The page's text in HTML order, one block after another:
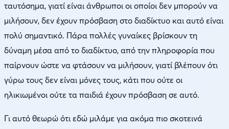
ταυτόσημα, γιατί είναι άνθρωποι οι οποίοι δεν μπορούν να
μιλήσουν, δεν έχουν πρόσβαση στο διαδίκτυο και αυτό είναι
πολύ σημαντικό. Πάρα πολλές γυναίκες βρίσκουν τη
δύναμη μέσα από το διαδίκτυο, από την πληροφορία που
παίρνουν ώστε να φτάσουν να μιλήσουν, γιατί βλέπουν ότι
γύρω τους δεν είναι μόνες τους, κάτι που ούτε οι
ηλικιωμένοι ούτε τα παιδιά έχουν πρόσβαση σε αυτό.
Γι αυτό θεωρώ ότι εδώ μιλάμε για ακόμα πιο σκοτεινά